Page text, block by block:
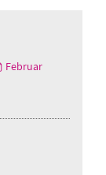
Februar